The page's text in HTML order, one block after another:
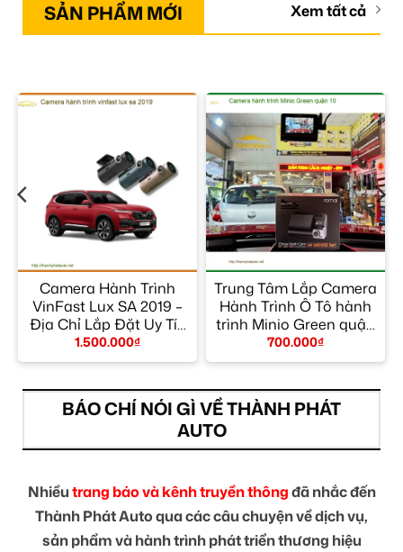
SẢN PHẨM MỚI Xem tất cả
Camera Hành Trình
VinFast Lux SA 2019 –
Địa Chỉ Lắp Đặt Uy Tín
TPHCM
1.500.000₫
Trung Tâm Lắp Camera
Hành Trình Ô Tô hành
trình Minio Green quận
10 – Gắn Nhanh Trong
Ngày
700.000₫
BÁO CHÍ NÓI GÌ VỀ THÀNH PHÁT
AUTO
Nhiềutrang báo và kênh truyền thôngđã nhắc đến
Thành Phát Auto qua các câu chuyện về dịch vụ,
sản phẩm và hành trình phát triển thương hiệu